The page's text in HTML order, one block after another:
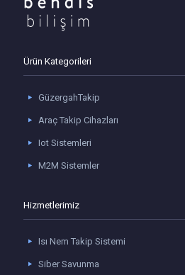
Ürün Kategorileri
GüzergahTakip
Araç Takip Cihazları
Iot Sistemleri
M2M Sistemler
Hizmetlerimiz
Isı Nem Takip Sistemi
Siber Savunma